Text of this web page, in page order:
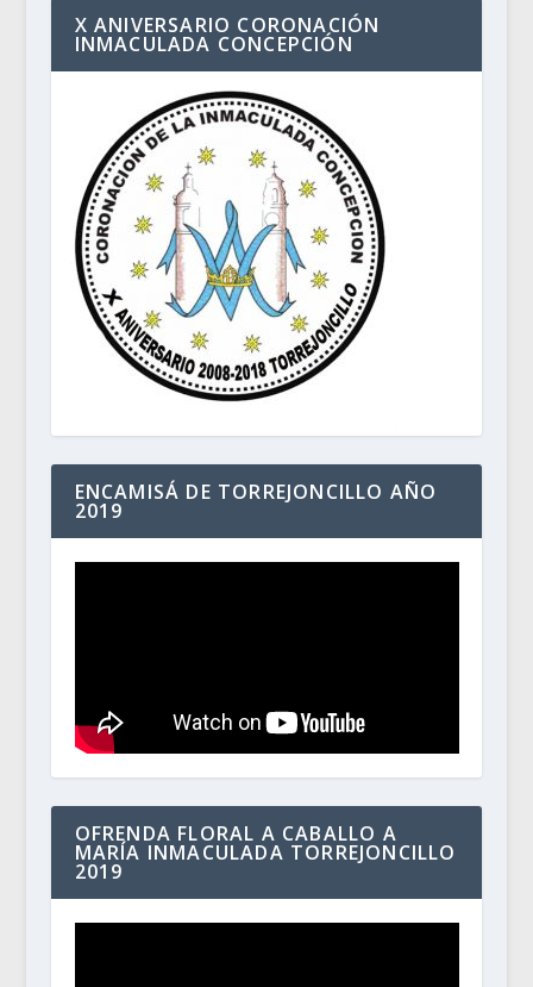
X ANIVERSARIO CORONACIÓN
INMACULADA CONCEPCIÓN
ENCAMISÁ DE TORREJONCILLO AÑO
2019
OFRENDA FLORAL A CABALLO A
MARÍA INMACULADA TORREJONCILLO
2019